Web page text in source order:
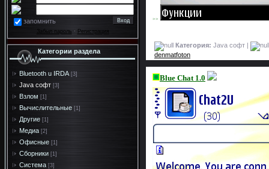
запомнить
Забыл пароль · Регистрация
Категории раздела
Bluetooth u IRDA [3]
Java софт [3]
Взлом [1]
Вычислительные [1]
Другие [1]
Медиа [2]
Офисные [1]
Сборники [1]
Система [3]
>>
Категория: Java софт |
denmatfoton
Blue Chat 1.0